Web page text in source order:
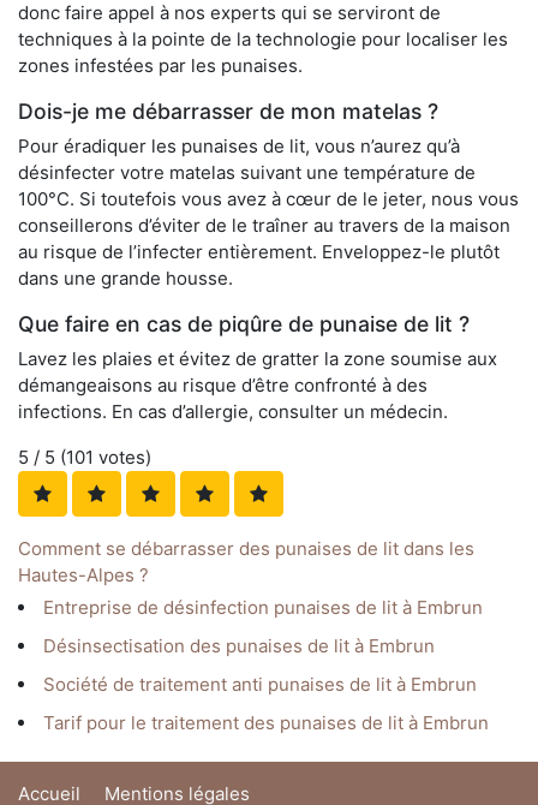
donc faire appel à nos experts qui se serviront de
techniques à la pointe de la technologie pour localiser les
zones infestées par les punaises.
Dois-je me débarrasser de mon matelas ?
Pour éradiquer les punaises de lit, vous n’aurez qu’à
désinfecter votre matelas suivant une température de
100°C. Si toutefois vous avez à cœur de le jeter, nous vous
conseillerons d’éviter de le traîner au travers de la maison
au risque de l’infecter entièrement. Enveloppez-le plutôt
dans une grande housse.
Que faire en cas de piqûre de punaise de lit ?
Lavez les plaies et évitez de gratter la zone soumise aux
démangeaisons au risque d’être confronté à des
infections. En cas d’allergie, consulter un médecin.
5 / 5 (101 votes)
Comment se débarrasser des punaises de lit dans les
Hautes-Alpes ?
Entreprise de désinfection punaises de lit à Embrun
Désinsectisation des punaises de lit à Embrun
Société de traitement anti punaises de lit à Embrun
Tarif pour le traitement des punaises de lit à Embrun
Accueil Mentions légales